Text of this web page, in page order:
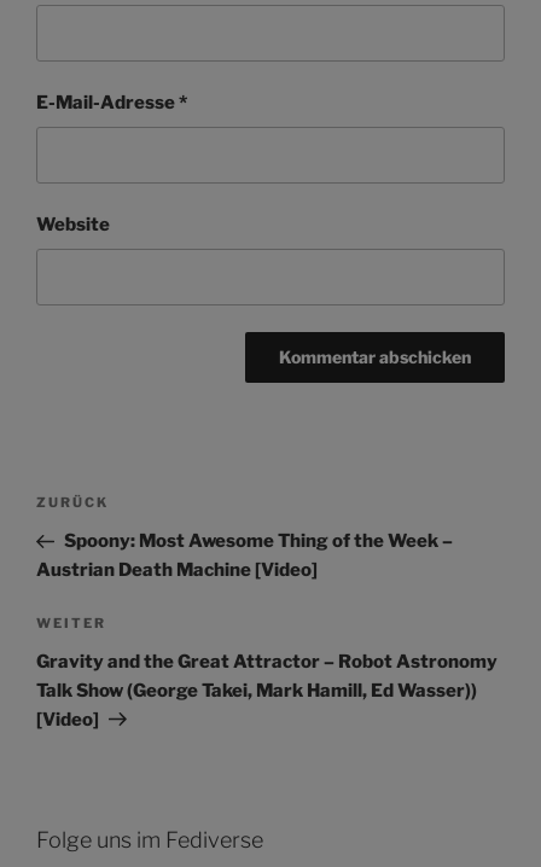
E-Mail-Adresse*
Website
Beitragsnavigation
Vorheriger
Beitrag
ZURÜCK
Spoony: Most Awesome Thing of the Week –
Austrian Death Machine [Video]
Nächster
Beitrag
WEITER
Gravity and the Great Attractor – Robot Astronomy
Talk Show (George Takei, Mark Hamill, Ed Wasser))
[Video]
Folge uns im Fediverse